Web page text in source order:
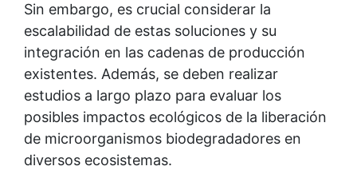
Sin embargo, es crucial considerar la
escalabilidad de estas soluciones y su
integración en las cadenas de producción
existentes. Además, se deben realizar
estudios a largo plazo para evaluar los
posibles impactos ecológicos de la liberación
de microorganismos biodegradadores en
diversos ecosistemas.